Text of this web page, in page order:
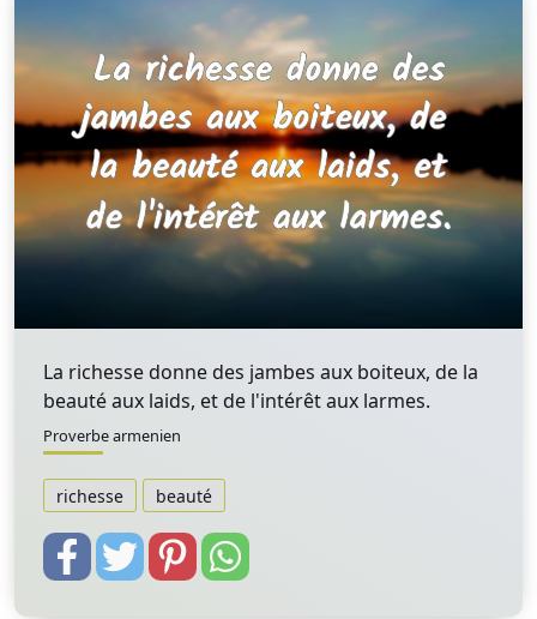
La richesse donne des jambes aux boiteux, de la
beauté aux laids, et de l'intérêt aux larmes.
Proverbe armenien
richesse beauté